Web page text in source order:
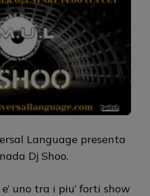
Language presenta
Dj Shoo.
uno tra i piu’ forti show